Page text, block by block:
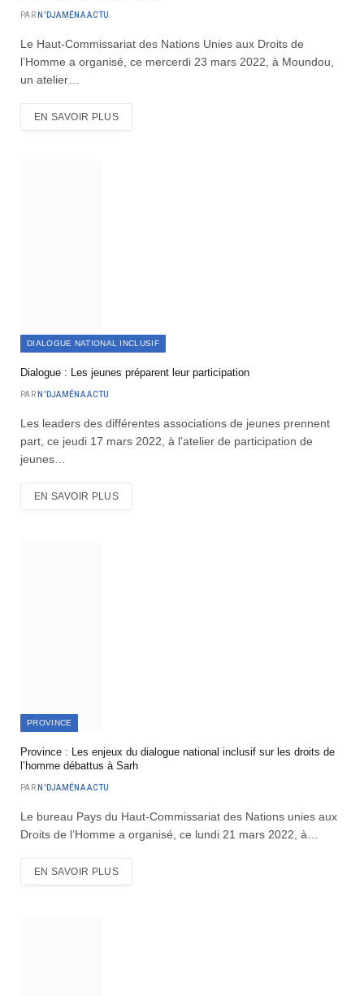
PAR N'DJAMÉNA ACTU
Le Haut-Commissariat des Nations Unies aux Droits de
l’Homme a organisé, ce mercerdi 23 mars 2022, à Moundou,
un atelier…
EN SAVOIR PLUS
DIALOGUE NATIONAL INCLUSIF
Dialogue : Les jeunes préparent leur participation
PAR N'DJAMÉNA ACTU
Les leaders des différentes associations de jeunes prennent
part, ce jeudi 17 mars 2022, à l’atelier de participation de
jeunes…
EN SAVOIR PLUS
PROVINCE
Province : Les enjeux du dialogue national inclusif sur les droits de
l’homme débattus à Sarh
PAR N'DJAMÉNA ACTU
Le bureau Pays du Haut-Commissariat des Nations unies aux
Droits de l’Homme a organisé, ce lundi 21 mars 2022, à…
EN SAVOIR PLUS